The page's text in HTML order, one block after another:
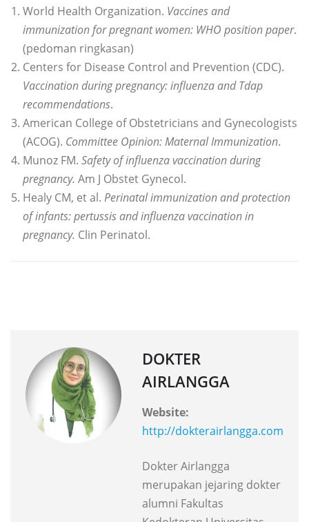
World Health Organization. Vaccines and
immunization for pregnant women: WHO position paper.
(pedoman ringkasan)
Centers for Disease Control and Prevention (CDC).
Vaccination during pregnancy: influenza and Tdap
recommendations.
American College of Obstetricians and Gynecologists
(ACOG). Committee Opinion: Maternal Immunization.
Munoz FM. Safety of influenza vaccination during
pregnancy. Am J Obstet Gynecol.
Healy CM, et al. Perinatal immunization and protection
of infants: pertussis and influenza vaccination in
pregnancy. Clin Perinatol.
DOKTER
AIRLANGGA
Website:
http://dokterairlangga.com
Dokter Airlangga
merupakan jejaring dokter
alumni Fakultas